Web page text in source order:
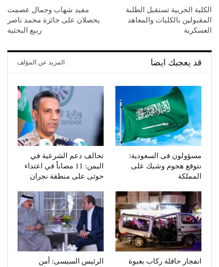
الكلية الحربية تستقبل الطلبة
المقبولين بالكليات والمعاهد
العسكرية
مفيد شهاب وجمال عصمت
يحصلان على جائزة محمد ناصر
ربيع البحثية
قد يعجبك ايضا المزيد عن المؤلف
مسؤولون فى السعودية:
نتوقع هجوم وشيك على
المملكة
تحالف دعم الشرعية في
اليمن: 11 مصاباً في اعتداء
حوثى على منطقة نجران
انفجار حافلة ركاب بعبوة
الرئيس السيسى: أمن